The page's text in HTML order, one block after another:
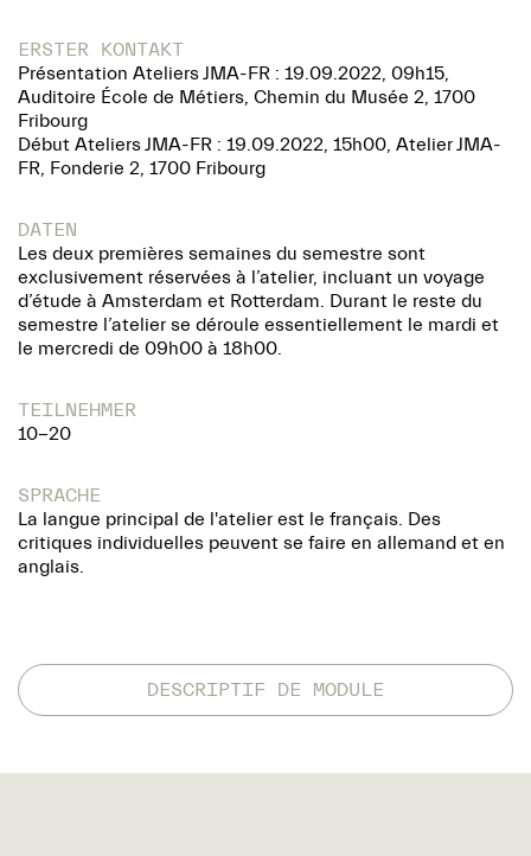
ERSTER KONTAKT
Présentation Ateliers JMA-FR : 19.09.2022, 09h15,
Auditoire École de Métiers, Chemin du Musée 2, 1700
Fribourg
Début Ateliers JMA-FR : 19.09.2022, 15h00, Atelier JMA-
FR, Fonderie 2, 1700 Fribourg
DATEN
Les deux premières semaines du semestre sont
exclusivement réservées à l’atelier, incluant un voyage
d’étude à Amsterdam et Rotterdam. Durant le reste du
semestre l’atelier se déroule essentiellement le mardi et
le mercredi de 09h00 à 18h00.
TEILNEHMER
10-20
SPRACHE
La langue principal de l'atelier est le français. Des
critiques individuelles peuvent se faire en allemand et en
anglais.
DESCRIPTIF DE MODULE